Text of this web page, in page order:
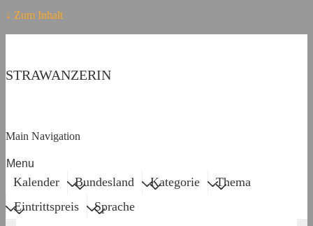
↓ Zum Inhalt
STRAWANZERIN
Main Navigation
Menu
Kalender Bundesland Kategorie
Thema
Eintrittspreis
Sprache